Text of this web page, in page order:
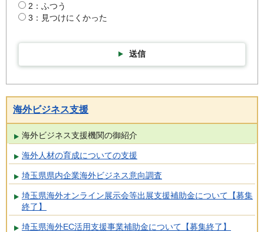
2：ふつう
3：見つけにくかった
送信
海外ビジネス支援
海外ビジネス支援機関の御紹介
海外人材の育成についての支援
埼玉県県内企業海外ビジネス意向調査
埼玉県海外オンライン展示会等出展支援補助金について【募集
終了】
埼玉県海外EC活用支援事業補助金について【募集終了】